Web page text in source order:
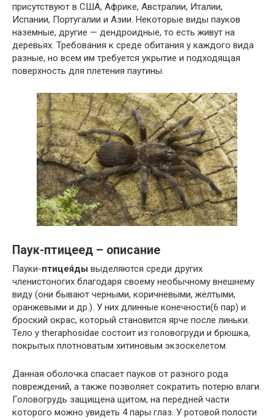
присутствуют в США, Африке, Австралии, Италии,
Испании, Португалии и Азии. Некоторые виды пауков
наземные, другие — дендроидные, то есть живут на
деревьях. Требования к среде обитания у каждого вида
разные, но всем им требуется укрытие и подходящая
поверхность для плетения паутины.
Паук-птицеед – описание
Пауки-птицея́ды выделяются среди других
членистоногих благодаря своему необычному внешнему
виду (они бывают черными, коричневыми, желтыми,
оранжевыми и др.). У них длинные конечности(6 пар) и
броский окрас, который становится ярче после линьки.
Тело у theraphosidae состоит из головогруди и брюшка,
покрытых плотноватым хитиновым экзоскелетом.
Данная оболочка спасает пауков от разного рода
повреждений, а также позволяет сократить потерю влаги.
Головогрудь защищена щитом, на передней части
которого можно увидеть 4 пары глаз. У ротовой полости